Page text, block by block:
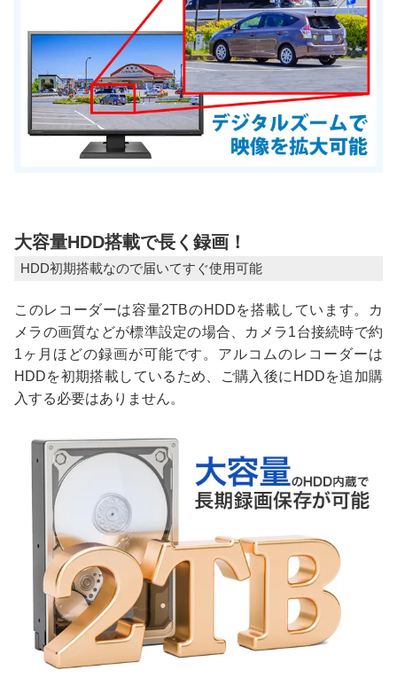
大容量HDD搭載で長く録画！
HDD初期搭載なので届いてすぐ使用可能
このレコーダーは容量2TBのHDDを搭載しています。カ
メラの画質などが標準設定の場合、カメラ1台接続時で約
1ヶ月ほどの録画が可能です。アルコムのレコーダーは
HDDを初期搭載しているため、ご購入後にHDDを追加購
入する必要はありません。